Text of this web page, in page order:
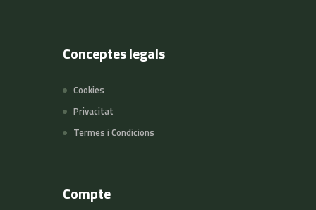
Conceptes legals
Cookies
Privacitat
Termes i Condicions
Compte